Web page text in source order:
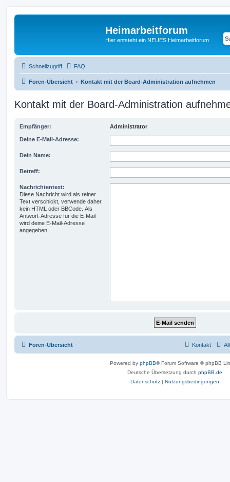
Heimarbeitforum
Hier entsteht ein NEUES Heimarbeitforum
Schnellzugriff FAQ
Foren-Übersicht Kontakt mit der Board-Administration aufnehmen
Kontakt mit der Board-Administration
Empfänger: Administrator
Deine E-Mail-Adresse:
Dein Name:
Betreff:
Nachrichtentext:
Diese Nachricht wird als reiner
Text verschickt, verwende daher
kein HTML oder BBCode. Als
Antwort-Adresse für die E-Mail
wird deine E-Mail-Adresse
angegeben.
Foren-Übersicht Kontakt
Powered by phpBB® Forum Software © phpBB
Deutsche Übersetzung durch phpBB.de
Datenschutz | Nutzungsbedingungen